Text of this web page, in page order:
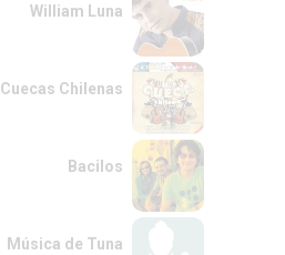
William Luna
Cuecas Chilenas
Bacilos
Música de Tuna